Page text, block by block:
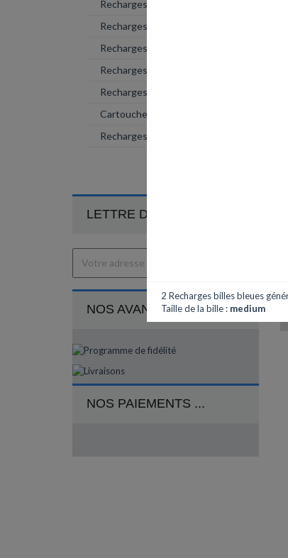
Recharges rollers (+gel)
Recharges mines
Recharges feutres
Recharges génériques
Recharges billes
Cartouches d'encre
Recharges mini billes
LETTRE D'INFORMATION
NOS AVANTAGES ...
NOS PAIEMENTS ...
2 Recharges billes bleues
Taille de la bille : medium